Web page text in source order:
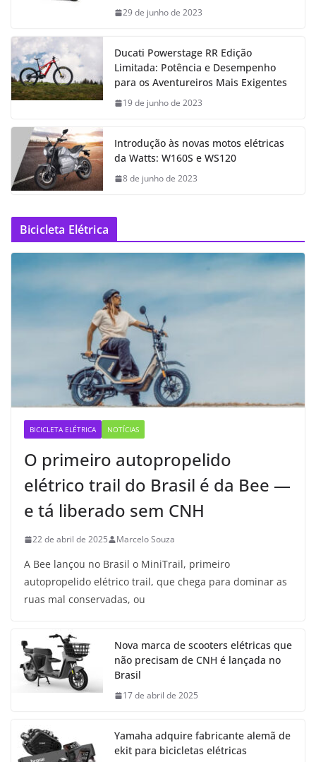
29 de junho de 2023
Ducati Powerstage RR Edição
Limitada: Potência e Desempenho
para os Aventureiros Mais Exigentes
19 de junho de 2023
Introdução às novas motos elétricas
da Watts: W160S e WS120
8 de junho de 2023
Bicicleta Elétrica
BICICLETA ELÉTRICA NOTÍCIAS
O primeiro autopropelido
elétrico trail do Brasil é da Bee —
e tá liberado sem CNH
22 de abril de 2025 Marcelo Souza
A Bee lançou no Brasil o MiniTrail, primeiro
autopropelido elétrico trail, que chega para dominar as
ruas mal conservadas, ou
Nova marca de scooters elétricas que
não precisam de CNH é lançada no
Brasil
17 de abril de 2025
Yamaha adquire fabricante alemã de
ekit para bicicletas elétricas